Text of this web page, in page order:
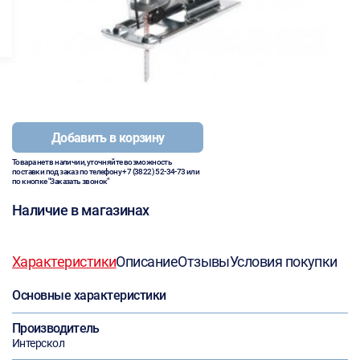
Добавить в корзину
Товара нет в наличии, уточняйте возможность
поставки под заказ по телефону+7 (3822) 52-34-73или
по кнопке "Заказать звонок"
Наличие в магазинах
ХарактеристикиОписаниеОтзывыУсловия покупки
Основные характеристики
Производитель
Интерскол